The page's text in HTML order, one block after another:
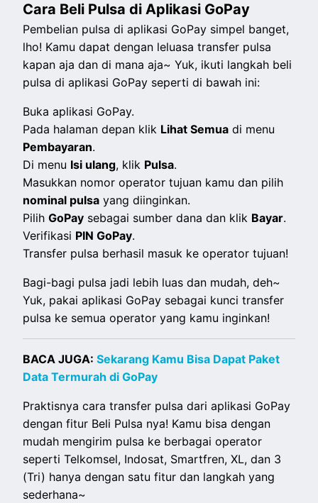
Cara Beli Pulsa di Aplikasi GoPay
Pembelian pulsa di aplikasi GoPay simpel banget,
lho! Kamu dapat dengan leluasa transfer pulsa
kapan aja dan di mana aja~ Yuk, ikuti langkah beli
pulsa di aplikasi GoPay seperti di bawah ini:
Buka aplikasi GoPay.
Pada halaman depan klik Lihat Semua di menu
Pembayaran.
Di menu Isi ulang, klik Pulsa.
Masukkan nomor operator tujuan kamu dan pilih
nominal pulsa yang diinginkan.
PilihGoPay sebagai sumber dana dan klik Bayar.
Verifikasi PIN GoPay.
Transfer pulsa berhasil masuk ke operator tujuan!
Bagi-bagi pulsa jadi lebih luas dan mudah, deh~
Yuk, pakai aplikasi GoPay sebagai kunci transfer
pulsa ke semua operator yang kamu inginkan!
BACA JUGA:Sekarang Kamu Bisa Dapat Paket
Data Termurah di GoPay
Praktisnya cara transfer pulsa dari aplikasi GoPay
dengan fitur Beli Pulsa nya! Kamu bisa dengan
mudah mengirim pulsa ke berbagai operator
seperti Telkomsel, Indosat, Smartfren, XL, dan 3
(Tri) hanya dengan satu fitur dan langkah yang
sederhana~